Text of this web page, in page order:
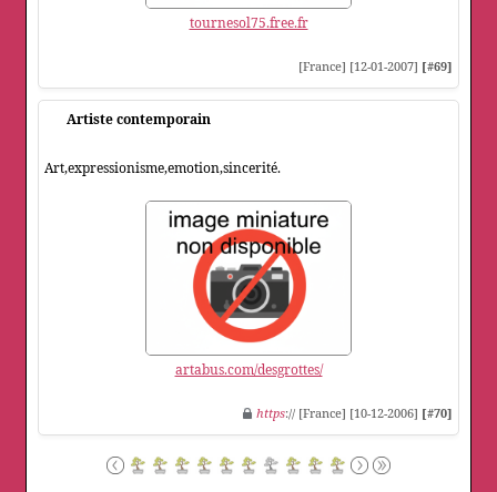
tournesol75.free.fr
[France] [12-01-2007] [#69]
Artiste contemporain
Art,expressionisme,emotion,sincerité.
artabus.com/desgrottes/
https:// [France] [10-12-2006] [#70]